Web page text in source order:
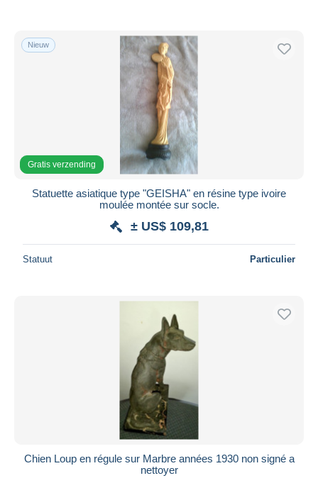
Nieuw
Gratis verzending
Statuette asiatique type "GEISHA" en résine type ivoire
moulée montée sur socle.
± US$ 109,81
Statuut Particulier
Chien Loup en régule sur Marbre années 1930 non signé a
nettoyer